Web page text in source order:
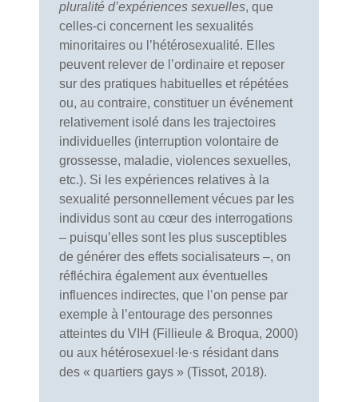
pluralité d’expériences sexuelles, que
celles-ci concernent les sexualités
minoritaires ou l’hétérosexualité. Elles
peuvent relever de l’ordinaire et reposer
sur des pratiques habituelles et répétées
ou, au contraire, constituer un événement
relativement isolé dans les trajectoires
individuelles (interruption volontaire de
grossesse, maladie, violences sexuelles,
etc.). Si les expériences relatives à la
sexualité personnellement vécues par les
individus sont au cœur des interrogations
– puisqu’elles sont les plus susceptibles
de générer des effets socialisateurs –, on
réfléchira également aux éventuelles
influences indirectes, que l’on pense par
exemple à l’entourage des personnes
atteintes du VIH (Fillieule & Broqua, 2000)
ou aux hétérosexuel·le·s résidant dans
des « quartiers gays » (Tissot, 2018).